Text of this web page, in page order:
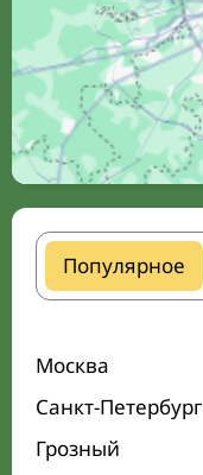
Популярное
Москва
Санкт-Петербург
Грозный